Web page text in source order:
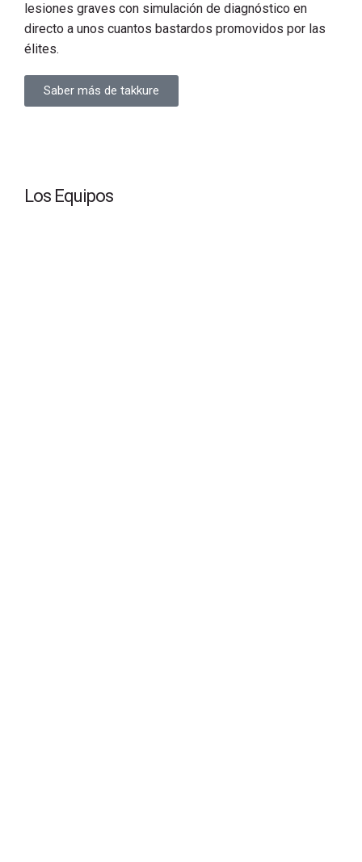
lesiones graves con simulación de diagnóstico en
directo a unos cuantos bastardos promovidos por las
élites.
Saber más de takkure
Los Equipos